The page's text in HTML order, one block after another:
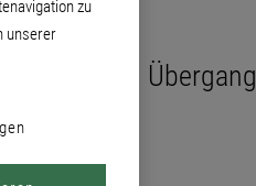
Übergang
zu
unserer